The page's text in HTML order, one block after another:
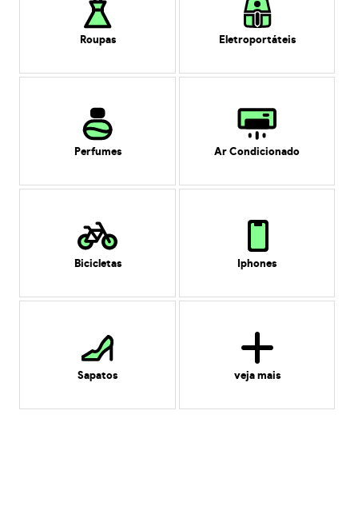
Roupas Eletroportáteis
Perfumes Ar Condicionado
Bicicletas Iphones
Sapatos veja mais